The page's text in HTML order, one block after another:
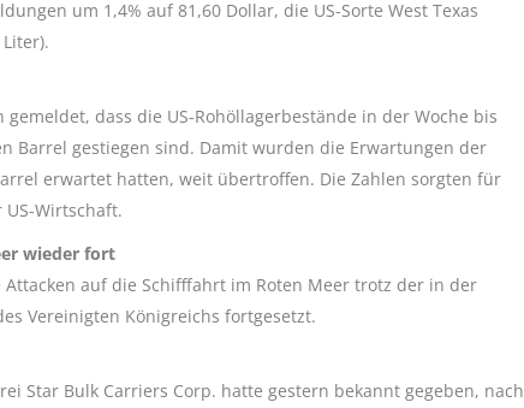
um 1,4% auf 81,60 Dollar, die US-Sorte West Texas
dass die US-Rohöllagerbestände in der Woche bis
Barrel gestiegen sind. Damit wurden die Erwartungen der
erwartet hatten, weit übertroffen. Die Zahlen sorgten für
Wirtschaft.
wieder fort
auf die Schifffahrt im Roten Meer trotz der in der
Vereinigten Königreichs fortgesetzt.
Star Bulk Carriers Corp. hatte gestern bekannt gegeben, nach